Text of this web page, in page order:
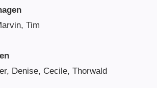
Tim
Denise, Cecile, Thorwald